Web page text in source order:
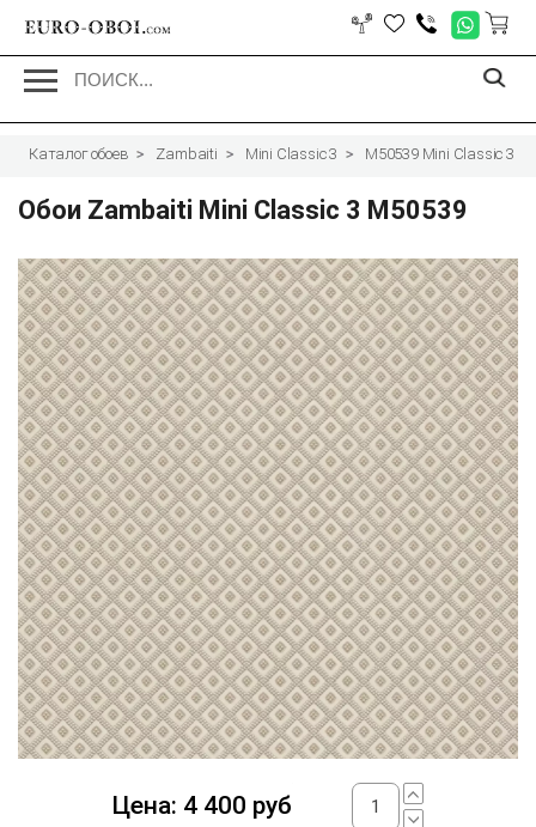
EURO-OBOI.com
Каталог обоев Zambaiti Mini Classic 3 M50539 Mini Classic 3
Обои Zambaiti Mini Classic 3 M50539
Цена: 4 400 руб